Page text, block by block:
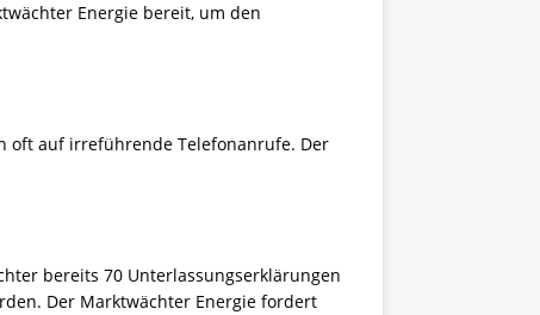
Energie bereit, um den
oft auf irreführende Telefonanrufe. Der
bereits 70 Unterlassungserklärungen
Der Marktwächter Energie fordert